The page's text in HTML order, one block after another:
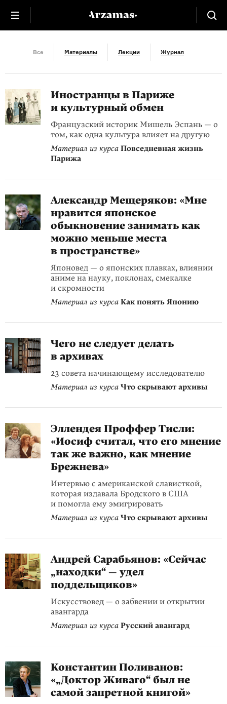
Интервью
Все Материалы Лекции Журнал
Иностранцы в Париже
и культурный обмен
Французский историк Мишель Эспань — о
том, как одна культура влияет на другую
Материал из курса Повседневная жизнь
Парижа
Александр Мещеряков: «Мне
нравится японское
обыкновение занимать как
можно меньше места
в пространстве»
Японовед — о японских плавках, влиянии
аниме на науку, поклонах, смекалке
и скромности
Материал из курса Как понять Японию
Чего не следует делать
в архивах
23 совета начинающему исследователю
Материал из курса Что скрывают архивы
Эллендея Проффер Тисли:
«Иосиф считал, что его мнение
так же важно, как мнение
Брежнева»
Интервью с американской слависткой,
которая издавала Бродского в США
и помогла ему эмигрировать
Материал из курса Что скрывают архивы
Андрей Сарабьянов: «Сейчас
„находки“ — удел
поддельщиков»
Искусствовед — о забвении и открытии
авангарда
Материал из курса Русский авангард
Константин Поливанов:
«„Доктор Живаго“ был не
самой запретной книгой»